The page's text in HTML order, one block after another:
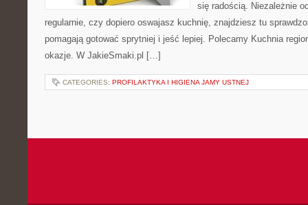
się radością. Niezależnie
regularnie, czy dopiero oswajasz kuchnię, znajdziesz tu
pomagają gotować sprytniej i jeść lepiej. Polecamy Kuchnia
okazje. W JakieSmaki.pl […]
CATEGORIES: PROFILAKTYKA I HIGIENA JAMY USTNEJ